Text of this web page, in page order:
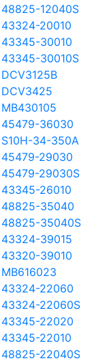
12040S
20010
30010
30010S
36030
34-350A
29030
29030S
26010
35040
35040S
39015
39010
22060
22060S
22020
22010
22040S